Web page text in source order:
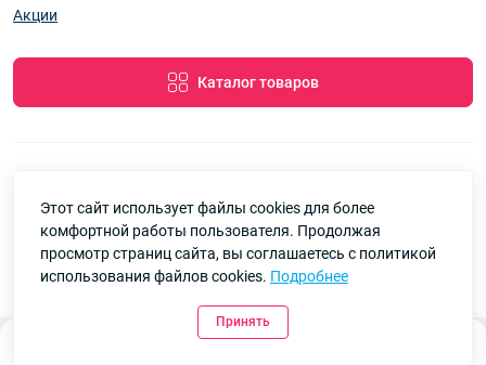
Акции
Каталог товаров
7км Одеса — Одяг і аксесуари оптом © 2026
Этот сайт использует файлы cookies для более
комфортной работы пользователя. Продолжая
просмотр страниц сайта, вы соглашаетесь с политикой
использования файлов cookies. Подробнее
Принять